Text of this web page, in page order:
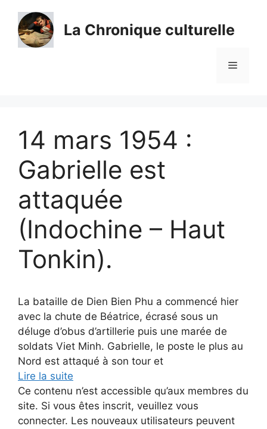
contenu
La Chronique culturelle
Menu
14 mars 1954 :
Gabrielle est
attaquée
(Indochine – Haut
Tonkin).
La bataille de Dien Bien Phu a commencé hier
avec la chute de Béatrice, écrasé sous un
déluge d’obus d’artillerie puis une marée de
soldats Viet Minh. Gabrielle, le poste le plus au
Nord est attaqué à son tour et
Lire la suite
Ce contenu n’est accessible qu’aux membres du
site. Si vous êtes inscrit, veuillez vous
connecter. Les nouveaux utilisateurs peuvent